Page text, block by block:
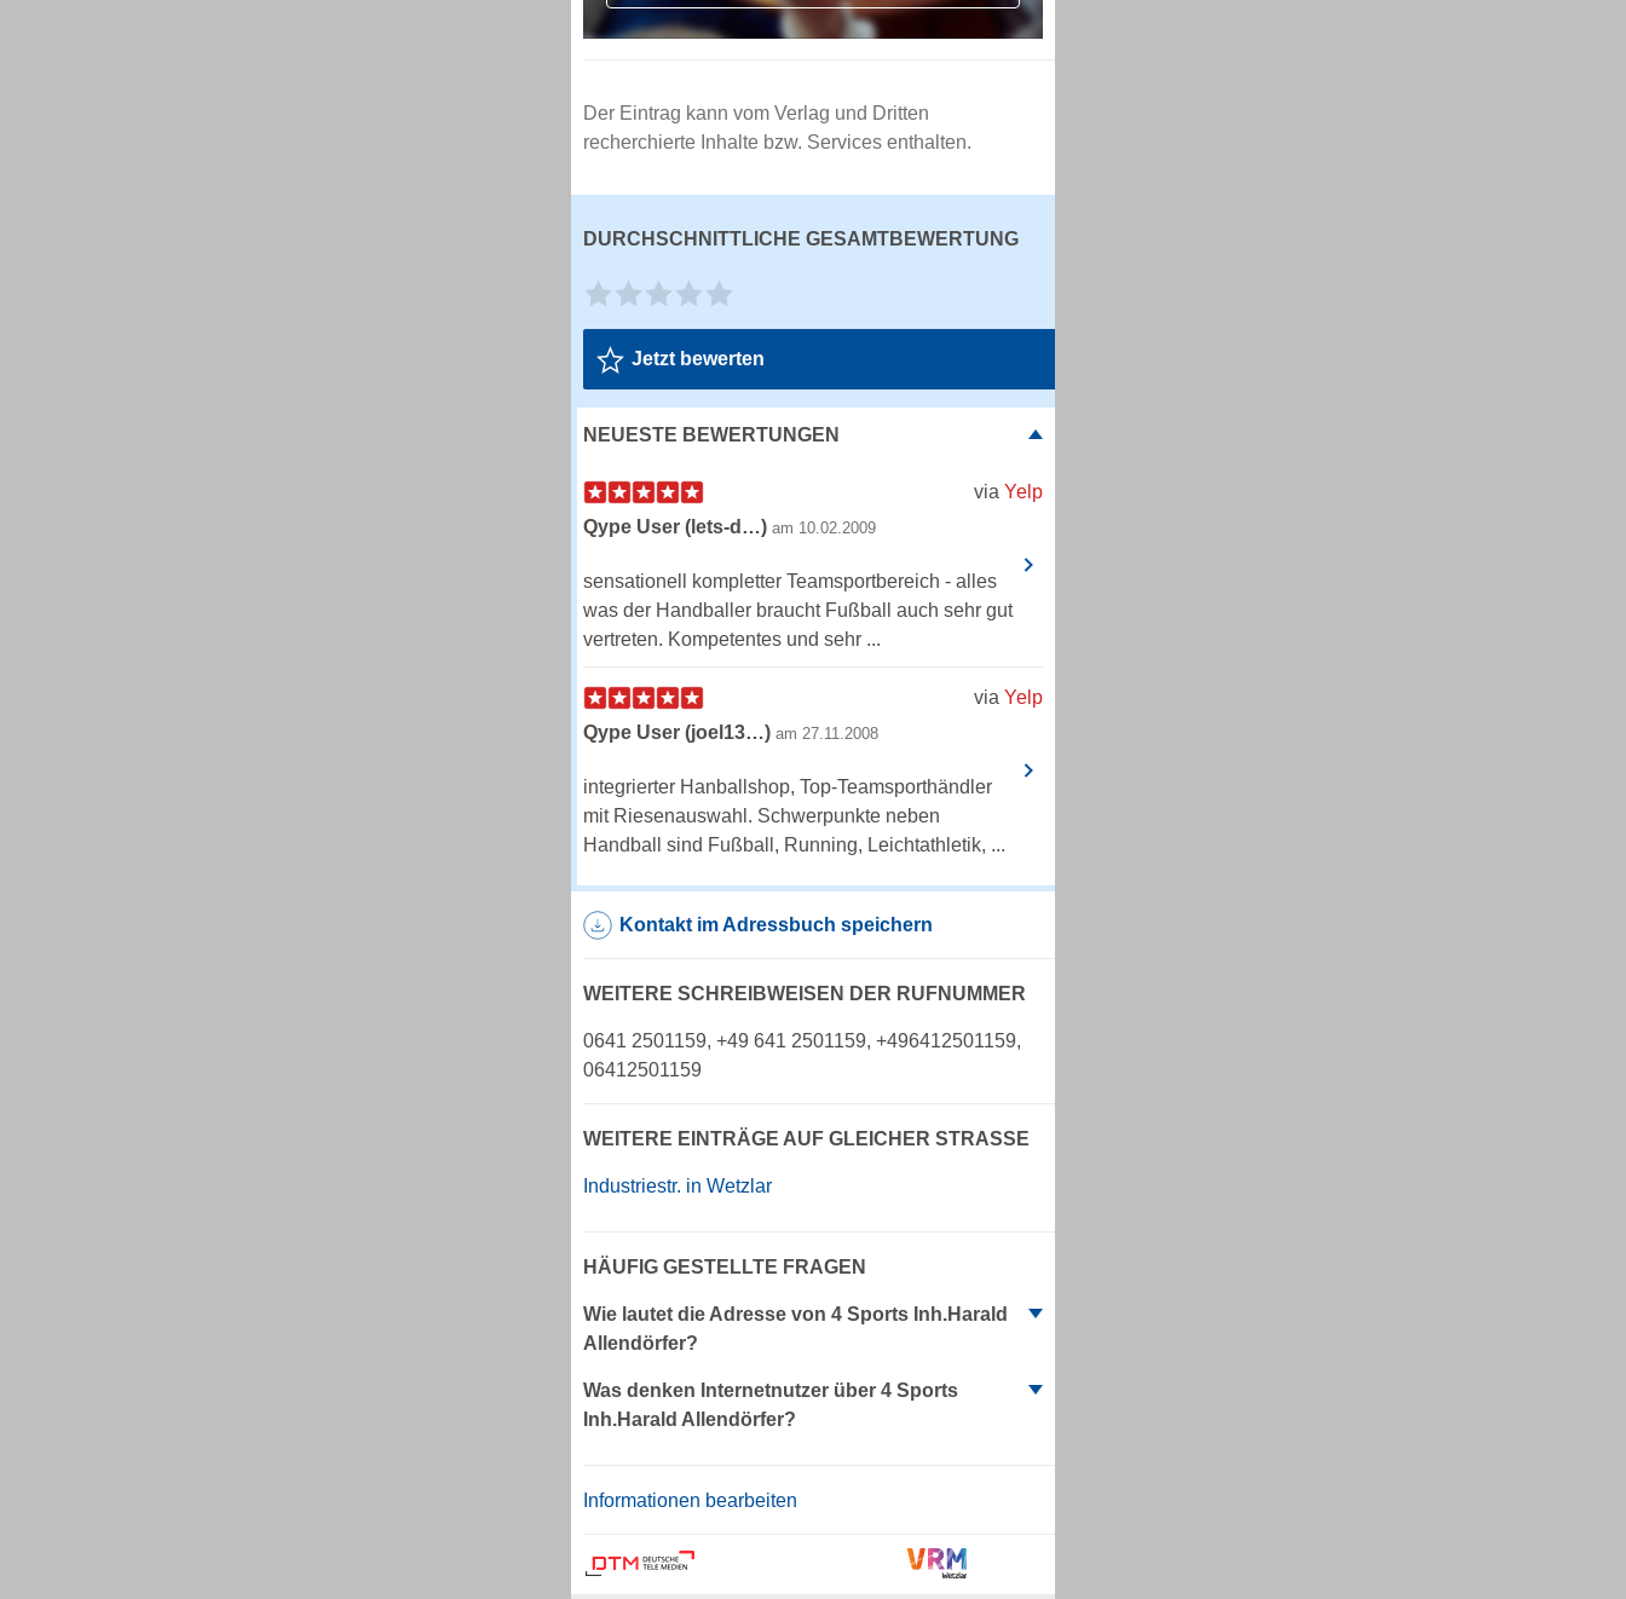
Der Eintrag kann vom Verlag und Dritten
recherchierte Inhalte bzw. Services enthalten.
DURCHSCHNITTLICHE GESAMTBEWERTUNG
Jetzt bewerten
NEUESTE BEWERTUNGEN
via Yelp
Qype User (lets-d…) am 10.02.2009
sensationell kompletter Teamsportbereich - alles
was der Handballer braucht Fußball auch sehr gut
vertreten. Kompetentes und sehr ...
via Yelp
Qype User (joel13…) am 27.11.2008
integrierter Hanballshop, Top-Teamsporthändler
mit Riesenauswahl. Schwerpunkte neben
Handball sind Fußball, Running, Leichtathletik, ...
Kontakt im Adressbuch speichern
WEITERE SCHREIBWEISEN DER RUFNUMMER
0641 2501159, +49 641 2501159, +496412501159,
06412501159
WEITERE EINTRÄGE AUF GLEICHER STRASSE
Industriestr. in Wetzlar
HÄUFIG GESTELLTE FRAGEN
Wie lautet die Adresse von 4 Sports Inh.Harald
Allendörfer?
Was denken Internetnutzer über 4 Sports
Inh.Harald Allendörfer?
Informationen bearbeiten